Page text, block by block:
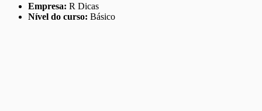
Empresa: R Dicas
Nível do curso: Básico